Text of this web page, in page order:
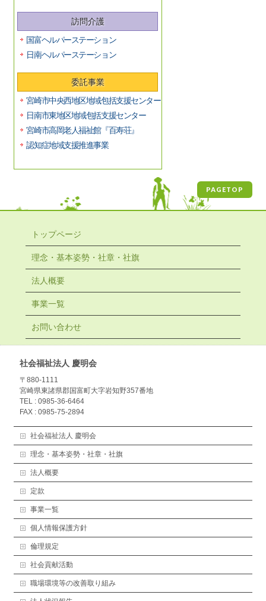
訪問介護
国富ヘルパーステーション
日南ヘルパーステーション
委託事業
宮崎市中央西地区地域包括支援センター
日南市東地区地域包括支援センター
宮崎市高岡老人福祉館『百寿荘』
認知症地域支援推進事業
PAGETOP
トップページ
理念・基本姿勢・社章・社旗
法人概要
事業一覧
お問い合わせ
社会福祉法人 慶明会
〒880-1111
宮崎県東諸県郡国富町大字岩知野357番地
TEL : 0985-36-6464
FAX : 0985-75-2894
社会福祉法人 慶明会
理念・基本姿勢・社章・社旗
法人概要
定款
事業一覧
個人情報保護方針
倫理規定
社会貢献活動
職場環境等の改善取り組み